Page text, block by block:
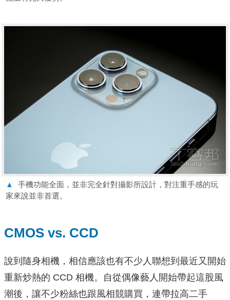
▲
手機功能全面，並非完全針對攝影所設計，對注重手感的玩
家來說並非首選。
CMOS vs. CCD
說到隨身相機，相信應該也有不少人聯想到最近又開始
重新炒熱的 CCD 相機。自從偶像藝人開始帶起這股風
潮後，讓不少粉絲也跟風相競購買，連帶拉高二手